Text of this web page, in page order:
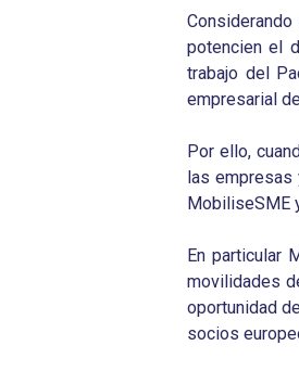
potencien el
trabajo del
empresarial
Por ello,
las
MobiliseSME
En particular
movilidades
oportunidad
socios